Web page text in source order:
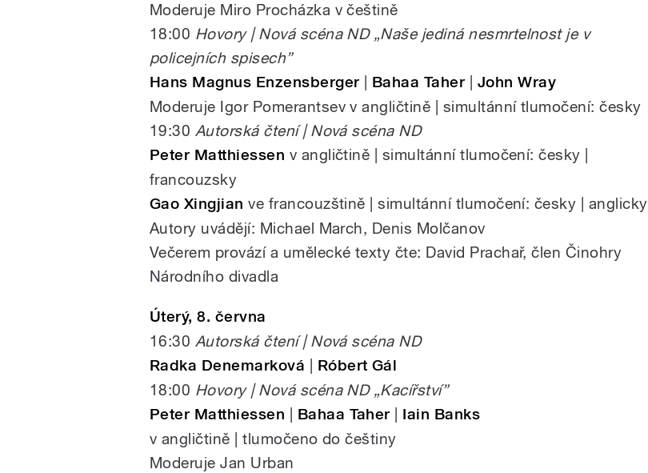
Moderuje Miro Procházka v češtině
18:00 Hovory | Nová scéna ND „Naše jediná nesmrtelnost je v
policejních spisech”
Hans Magnus Enzensberger Bahaa Taher John Wray
Moderuje Igor Pomerantsev v angličtině | simultánní tlumočení: česky
19:30 Autorská čtení | Nová scéna ND
Peter Matthiessen v angličtině | simultánní tlumočení: česky |
francouzsky
Gao Xingjian ve francouzštině | simultánní tlumočení: česky | anglicky
Autory uvádějí: Michael March, Denis Molčanov
Večerem provází a umělecké texty čte: David Prachař, člen Činohry
Národního divadla
Úterý, 8. června
16:30 Autorská čtení | Nová scéna ND
Radka Denemarková Róbert Gál
18:00 Hovory | Nová scéna ND „Kacířství”
Peter Matthiessen Bahaa Taher Iain Banks
v angličtině | tlumočeno do češtiny
Moderuje Jan Urban